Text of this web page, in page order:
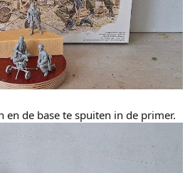
en de base te spuiten in de primer.